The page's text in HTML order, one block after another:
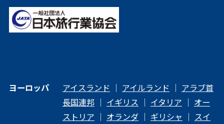
ヨーロッパ アイスランド ｜ アイルランド ｜ アラブ首
長国連邦｜ イギリス ｜ イタリア ｜ オー
ストリア ｜ オランダ｜ ギリシャ ｜ スイ